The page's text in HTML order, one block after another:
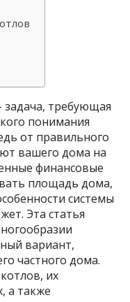
задача, требующая
понимания
от правильного
вашего дома на
финансовые
площадь дома,
системы
Эта статья
вариант,
частного дома.
их
а также